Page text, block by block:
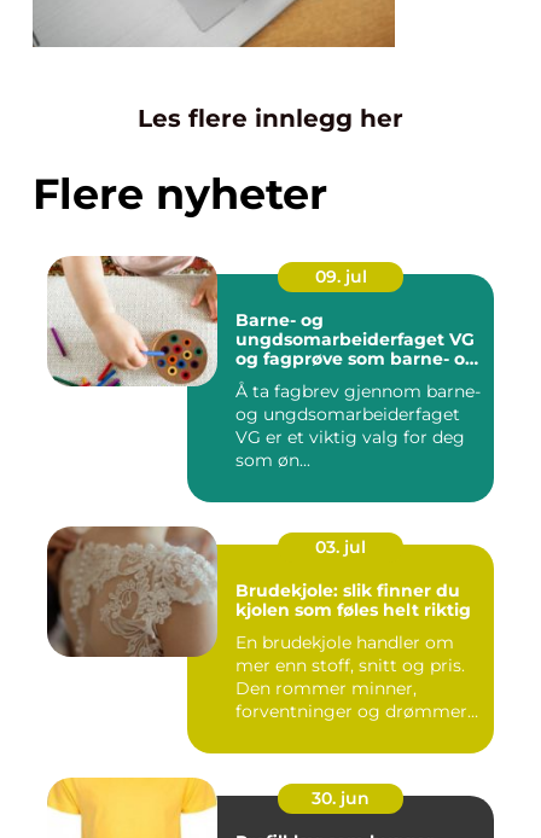
Les flere innlegg her
Flere nyheter
09. jul
Barne- og
ungdsomarbeiderfaget VG
og fagprøve som barne- og
ungdomsarbeider
Å ta fagbrev gjennom barne-
og ungdsomarbeiderfaget
VG er et viktig valg for deg
som øn...
03. jul
Brudekjole: slik finner du
kjolen som føles helt riktig
En brudekjole handler om
mer enn stoff, snitt og pris.
Den rommer minner,
forventninger og drømmer
30. jun